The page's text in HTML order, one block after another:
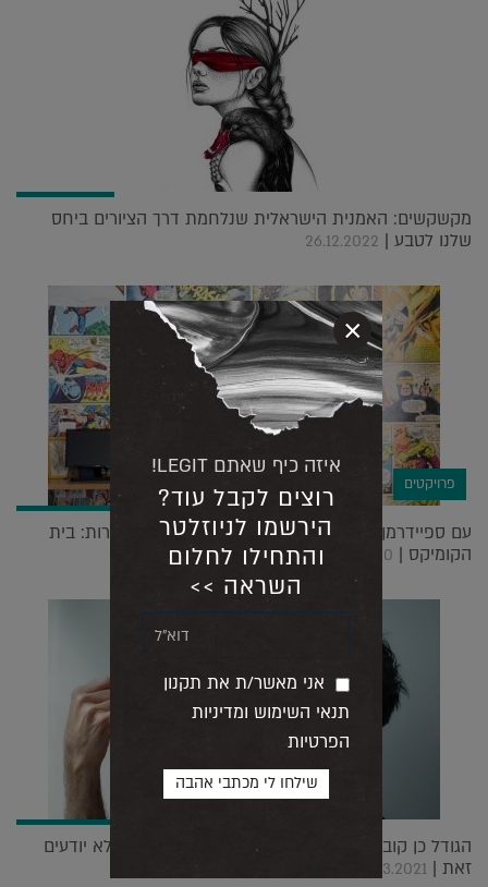
מקשקשים: האמנית הישראלית שנלחמת דרך הציורים ביחס
שלנו לטבע | 26.12.2022
פרויקטים
עם ספיידרמן, הענק הירוק וטפטים מטריפים על הקירות: בית
הקומיקס | 05.04.2020
הגודל כן קובע: ראיון עם האומן שכולם מכירים אבל לא יודעים
זאת | 17.03.2021
איזה כיף שאתם LEGIT!
רוצים לקבל עוד?
הירשמו לניוזלטר
והתחילו לחלום
השראה >>
אני מאשר/ת את תקנון
תנאי השימוש ומדיניות
הפרטיות
×